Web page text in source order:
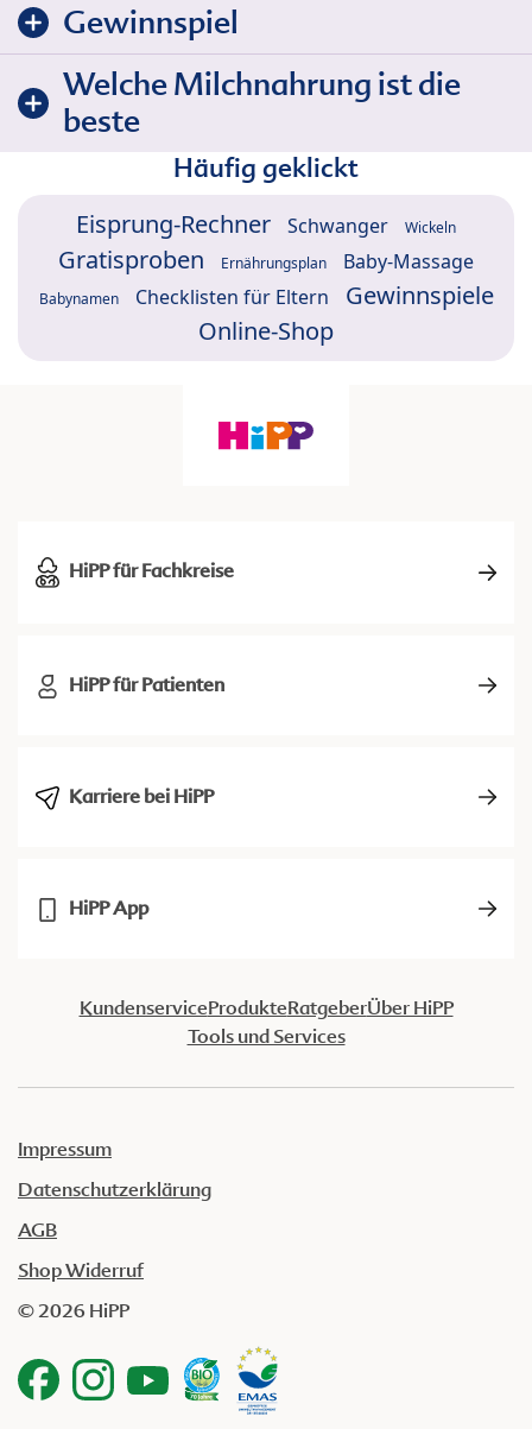
Gewinnspiel
Welche Milchnahrung ist die
beste
Häufig geklickt
Eisprung-Rechner Schwanger Wickeln
Gratisproben Ernährungsplan Baby-Massage
Babynamen Checklisten für Eltern
Gewinnspiele
Online-Shop
HiPP für Fachkreise
HiPP für Patienten
Karriere bei HiPP
HiPP App
KundenserviceProdukteRatgeberÜber HiPP
Tools und Services
Impressum
Datenschutzerklärung
AGB
Shop Widerruf
© 2026 HiPP